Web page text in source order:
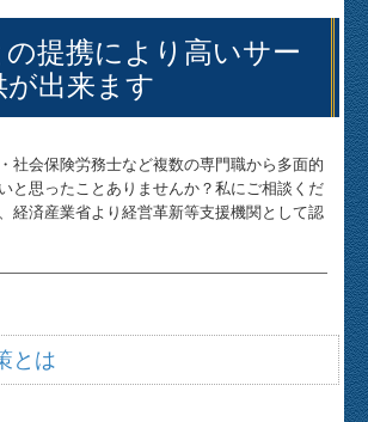
ンド講座
対応
提携により高いサー
が出来ます
社会保険労務士など複数の専門職から多面的
と思ったことありませんか？私にご相談くだ
経済産業省より経営革新等支援機関として認
とは